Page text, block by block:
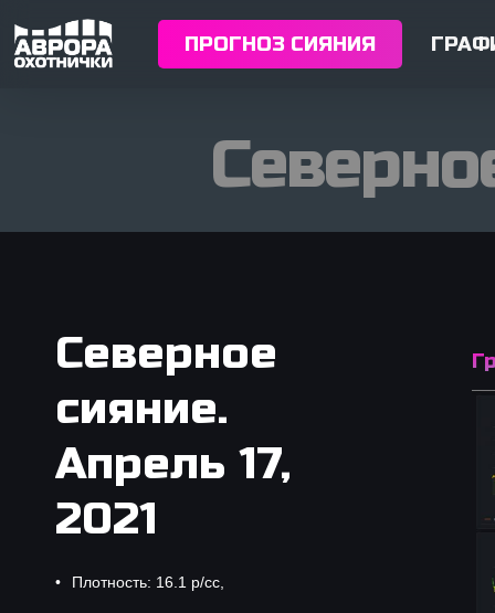
main
ПРОГНОЗ СИЯНИЯ
Северное
сияние.
Апрель 17,
2021
Плотность: 16.1 p/cc,